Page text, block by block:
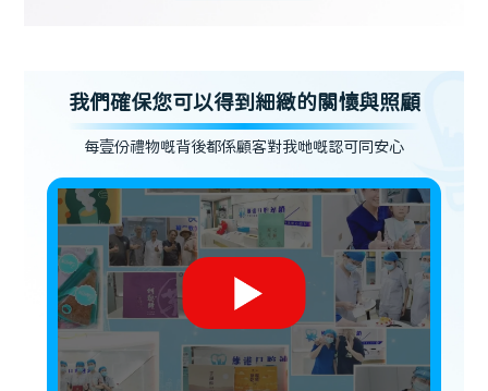
我們確保您可以得到細緻的關懷與照顧
每壹份禮物嘅背後都係顧客對我哋嘅認可同安心